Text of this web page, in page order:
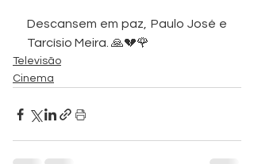
Descansem em paz, Paulo José e
Tarcísio Meira. 🙏💔🌹
Televisão
Cinema